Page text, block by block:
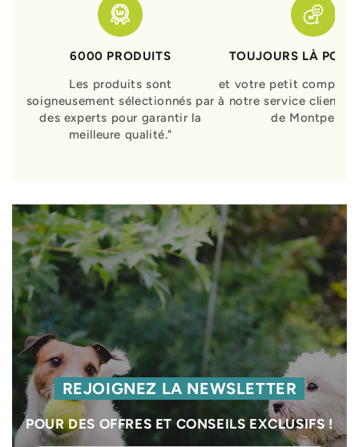
6000 PRODUITS
Les produits sont
soigneusement sélectionnés par
des experts pour garantir la
meilleure qualité."
TOUJOURS LÀ
et votre petit
à notre service clients
de Montpellier
REJOIGNEZ LA NEWSLETTER
POUR DES OFFRES ET CONSEILS EXCLUSIFS !